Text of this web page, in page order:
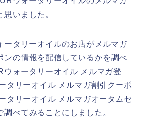
いました。
ータリーオイルのお店がメルマガ
ンの情報を配信しているかを調べ
ウォータリーオイル メルマガ登
タリーオイル メルマガ割引クーポ
タリーオイル メルマガオータムセ
調べてみることにしました。